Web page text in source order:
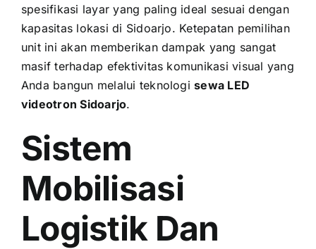
spesifikasi layar yang paling ideal sesuai dengan
kapasitas lokasi di Sidoarjo. Ketepatan pemilihan
unit ini akan memberikan dampak yang sangat
masif terhadap efektivitas komunikasi visual yang
Anda bangun melalui teknologisewa LED
videotron Sidoarjo.
Sistem
Mobilisasi
Logistik Dan